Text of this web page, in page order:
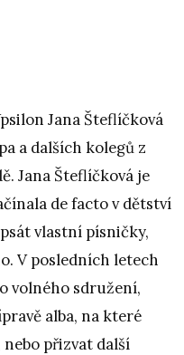
Jana Šteflíčková
a dalších kolegů z
Jana Šteflíčková je
de facto v dětství
vlastní písničky,
V posledních letech
volného sdružení,
alba, na které
přizvat další